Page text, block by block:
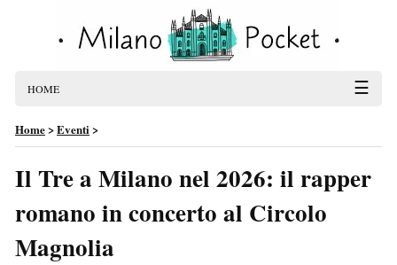
HOME ☰
Home>Eventi>
Il Tre a Milano nel 2026: il rapper
romano in concerto al Circolo
Magnolia